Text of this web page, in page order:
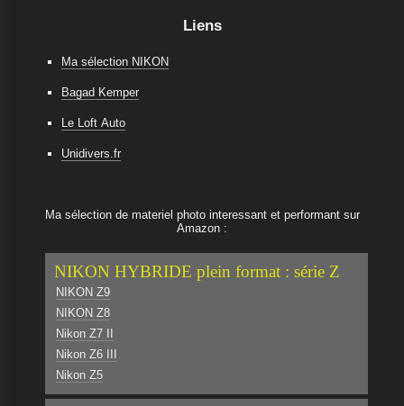
Liens
Ma sélection NIKON
Bagad Kemper
Le Loft Auto
Unidivers.fr
Ma sélection de materiel photo interessant et performant sur
Amazon :
NIKON HYBRIDE plein format : série Z
NIKON Z9
NIKON Z8
Nikon Z7 II
Nikon Z6 III
Nikon Z5